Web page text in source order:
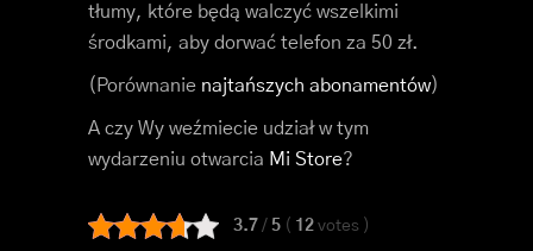
tłumy, które będą walczyć wszelkimi
środkami, aby dorwać telefon za 50 zł.
(Porównanie najtańszych abonamentów)
A czy Wy weźmiecie udział w tym
wydarzeniu otwarcia Mi Store?
3.7 / 5 ( 12 votes )